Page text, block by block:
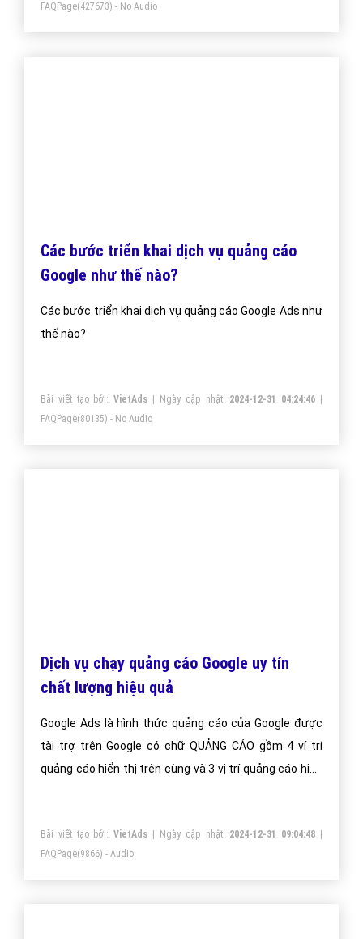
FAQPage(427673) - No Audio
Các bước triển khai dịch vụ quảng cáo
Google như thế nào?
Các bước triển khai dịch vụ quảng cáo Google Ads như
thế nào?
Bài viết tạo bởi:VietAds | Ngày cập nhật: 2024-12-31 04:24:46
FAQPage(80135) - No Audio
Dịch vụ chạy quảng cáo Google uy tín
chất lượng hiệu quả
Google Ads là hình thức quảng cáo của Google được
tài trợ trên Google có chữ QUẢNG CÁO gồm 4 ví trí
quảng cáo hiển thị trên cùng và 3 vị trí quảng cáo hiển
Bài viết tạo bởi:VietAds | Ngày cập nhật: 2024-12-31 09:04:48
FAQPage(9866) - Audio